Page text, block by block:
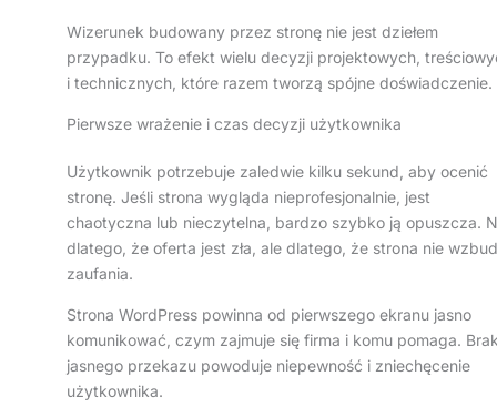
Wizerunek budowany przez stronę nie jest dziełem
przypadku. To efekt wielu decyzji projektowych,
i technicznych, które razem tworzą spójne doświadczenie.
Pierwsze wrażenie i czas decyzji użytkownika
Użytkownik potrzebuje zaledwie kilku sekund, aby ocenić
stronę. Jeśli strona wygląda nieprofesjonalnie, jest
chaotyczna lub nieczytelna, bardzo szybko ją opuszcza.
dlatego, że oferta jest zła, ale dlatego, że strona nie
zaufania.
Strona WordPress powinna od pierwszego ekranu jasno
komunikować, czym zajmuje się firma i komu pomaga.
jasnego przekazu powoduje niepewność i zniechęcenie
użytkownika.